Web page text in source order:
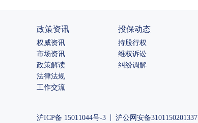
政策资讯
权威资讯
市场资讯
政策解读
法律法规
工作交流
投保动态
持股行权
维权诉讼
纠纷调解
沪ICP备 15011044号-3 沪公网安备3101150201337